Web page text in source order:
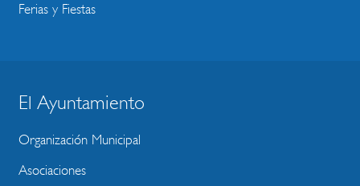
Ferias y Fiestas
BLOQUE
MENU
WEBSITE
El Ayuntamiento
Organización Municipal
Asociaciones